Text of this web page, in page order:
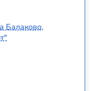
Балаково,